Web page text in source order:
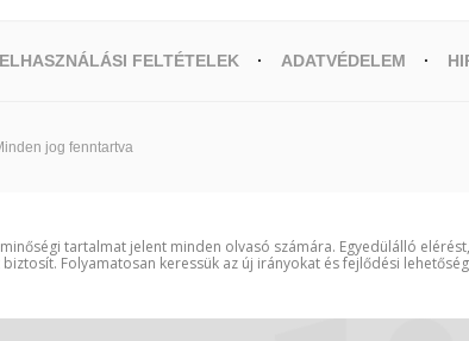
FELTÉTELEK ADATVÉDELEM
jog fenntartva
tartalmat jelent minden olvasó számára. Egyedülálló
Folyamatosan keressük az új irányokat és fejlődési